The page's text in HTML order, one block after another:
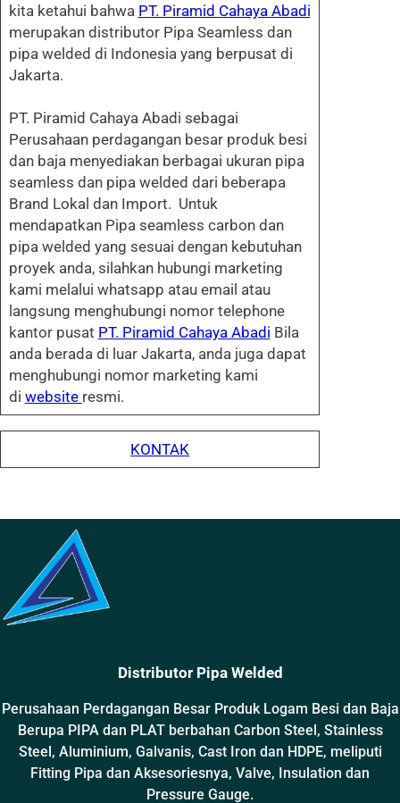
kita ketahui bahwa PT. Piramid Cahaya Abadi
merupakan distributor Pipa Seamless dan
pipa welded di Indonesia yang berpusat di
Jakarta.
PT. Piramid Cahaya Abadi sebagai
Perusahaan perdagangan besar produk besi
dan baja menyediakan berbagai ukuran pipa
seamless dan pipa welded dari beberapa
Brand Lokal dan Import. Untuk
mendapatkan Pipa seamless carbon dan
pipa welded yang sesuai dengan kebutuhan
proyek anda, silahkan hubungi marketing
kami melalui whatsapp atau email atau
langsung menghubungi nomor telephone
kantor pusat PT. Piramid Cahaya Abadi Bila
anda berada di luar Jakarta, anda juga dapat
menghubungi nomor marketing kami
di website resmi.
KONTAK
Distributor Pipa Welded
Perusahaan Perdagangan Besar Produk Logam Besi dan Baja
Berupa PIPA dan PLAT berbahan Carbon Steel, Stainless
Steel, Aluminium, Galvanis, Cast Iron dan HDPE, meliputi
Fitting Pipa dan Aksesoriesnya, Valve, Insulation dan
Pressure Gauge.